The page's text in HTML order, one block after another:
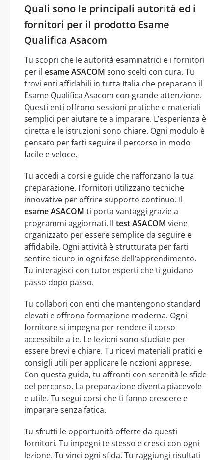
Quali sono le principali autorità ed i
fornitori per il prodotto Esame
Qualifica Asacom
Tu scopri che le autorità esaminatrici e i fornitori
per il esame ASACOM sono scelti con cura. Tu
trovi enti affidabili in tutta Italia che preparano il
Esame Qualifica Asacom con grande attenzione.
Questi enti offrono sessioni pratiche e materiali
semplici per aiutare te a imparare. L’esperienza è
diretta e le istruzioni sono chiare. Ogni modulo è
pensato per farti seguire il percorso in modo
facile e veloce.
Tu accedi a corsi e guide che rafforzano la tua
preparazione. I fornitori utilizzano tecniche
innovative per offrire supporto continuo. Il
esame ASACOM ti porta vantaggi grazie a
programmi aggiornati. Il test ASACOM viene
organizzato per essere semplice da seguire e
affidabile. Ogni attività è strutturata per farti
sentire sicuro in ogni fase dell’apprendimento.
Tu interagisci con tutor esperti che ti guidano
passo dopo passo.
Tu collabori con enti che mantengono standard
elevati e offrono formazione moderna. Ogni
fornitore si impegna per rendere il corso
accessibile a te. Le lezioni sono studiate per
essere brevi e chiare. Tu ricevi materiali pratici e
consigli utili per applicare le nozioni apprese.
Con questa guida, tu affronti con serenità le sfide
del percorso. La preparazione diventa piacevole
e utile. Tu segui corsi che ti fanno crescere e
imparare senza fatica.
Tu sfrutti le opportunità offerte da questi
fornitori. Tu impegni te stesso e cresci con ogni
lezione. Tu vinci ogni sfida. Tu raggiungi risultati